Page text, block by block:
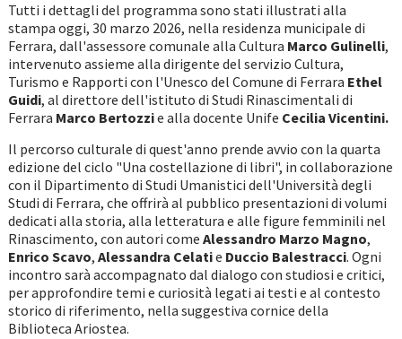
Tutti i dettagli del programma sono stati illustrati alla
stampa oggi, 30 marzo 2026, nella residenza municipale di
Ferrara, dall'assessore comunale alla Cultura Marco Gulinelli,
intervenuto assieme alla dirigente del servizio Cultura,
Turismo e Rapporti con l'Unesco del Comune di Ferrara Ethel
Guidi, al direttore dell'istituto di Studi Rinascimentali di
Ferrara Marco Bertozzie alla docente Unife Cecilia Vicentini.
Il percorso culturale di quest'anno prende avvio con la quarta
edizione del ciclo "Una costellazione di libri", in collaborazione
con il Dipartimento di Studi Umanistici dell'Università degli
Studi di Ferrara, che offrirà al pubblico presentazioni di volumi
dedicati alla storia, alla letteratura e alle figure femminili nel
Rinascimento, con autori come Alessandro Marzo Magno,
Enrico Scavo, Alessandra Celatie Duccio Balestracci. Ogni
incontro sarà accompagnato dal dialogo con studiosi e critici,
per approfondire temi e curiosità legati ai testi e al contesto
storico di riferimento, nella suggestiva cornice della
Biblioteca Ariostea.